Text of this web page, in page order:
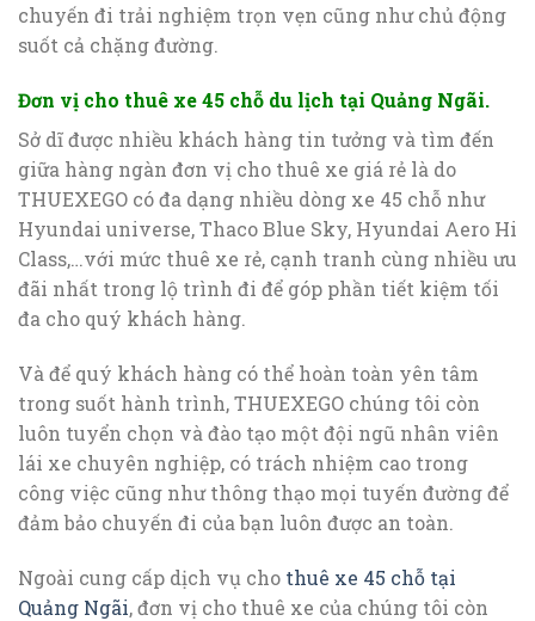
chuyến đi trải nghiệm trọn vẹn cũng như chủ động
suốt cả chặng đường.
Đơn vị cho thuê xe 45 chỗ du lịch tại Quảng Ngãi.
Sở dĩ được nhiều khách hàng tin tưởng và tìm đến
giữa hàng ngàn đơn vị cho thuê xe giá rẻ là do
THUEXEGO có đa dạng nhiều dòng xe 45 chỗ như
Hyundai universe, Thaco Blue Sky, Hyundai Aero Hi
Class,…với mức thuê xe rẻ, cạnh tranh cùng nhiều ưu
đãi nhất trong lộ trình đi để góp phần tiết kiệm tối
đa cho quý khách hàng.
Và để quý khách hàng có thể hoàn toàn yên tâm
trong suốt hành trình, THUEXEGO chúng tôi còn
luôn tuyển chọn và đào tạo một đội ngũ nhân viên
lái xe chuyên nghiệp, có trách nhiệm cao trong
công việc cũng như thông thạo mọi tuyến đường để
đảm bảo chuyến đi của bạn luôn được an toàn.
Ngoài cung cấp dịch vụ cho thuê xe 45 chỗ tại
Quảng Ngãi, đơn vị cho thuê xe của chúng tôi còn